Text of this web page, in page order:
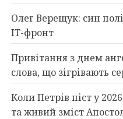
Олег Верещук: син
IT-фронт
Привітання з днем
слова, що зігрівають
Коли Петрів піст у
та живий зміст